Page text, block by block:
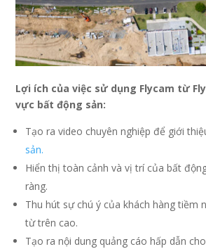
Lợi ích của việc sử dụng Flycam từ
vực bất động sản:
Tạo ra video chuyên nghiệp để giới
sản.
Hiển thị toàn cảnh và vị trí của bất
ràng.
Thu hút sự chú ý của khách hàng tiềm
từ trên cao.
Tạo ra nội dung quảng cáo hấp dẫn